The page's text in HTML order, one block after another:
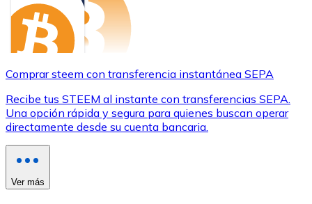
Comprar steem con transferencia instantánea SEPA
Recibe tus STEEM al instante con transferencias SEPA.
Una opción rápida y segura para quienes buscan operar
directamente desde su cuenta bancaria.
Ver más